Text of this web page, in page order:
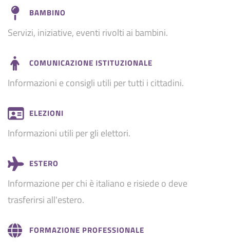
BAMBINO
Servizi, iniziative, eventi rivolti ai bambini.
COMUNICAZIONE ISTITUZIONALE
Informazioni e consigli utili per tutti i cittadini.
ELEZIONI
Informazioni utili per gli elettori.
ESTERO
Informazione per chi è italiano e risiede o deve
trasferirsi all'estero.
FORMAZIONE PROFESSIONALE